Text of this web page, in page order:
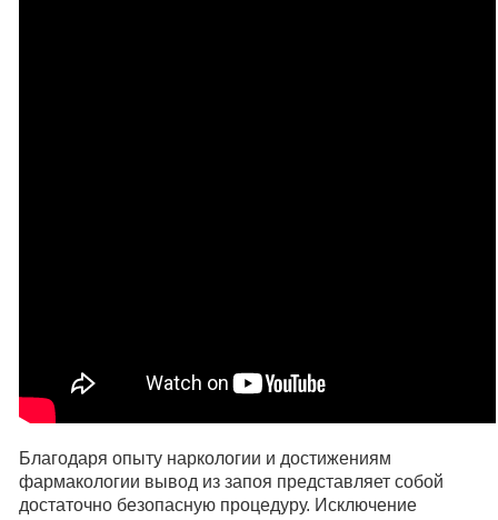
Благодаря опыту наркологии и достижениям
фармакологии вывод из запоя представляет собой
достаточно безопасную процедуру. Исключение